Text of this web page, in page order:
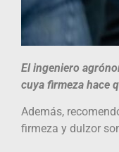
El ingeniero
cuya firmeza hace
Además,
firmeza y dulzor